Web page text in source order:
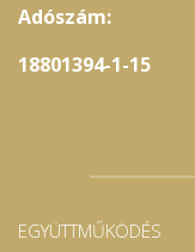
Adószám:
18801394-1-15
EGYÜTTMŰKÖDÉS